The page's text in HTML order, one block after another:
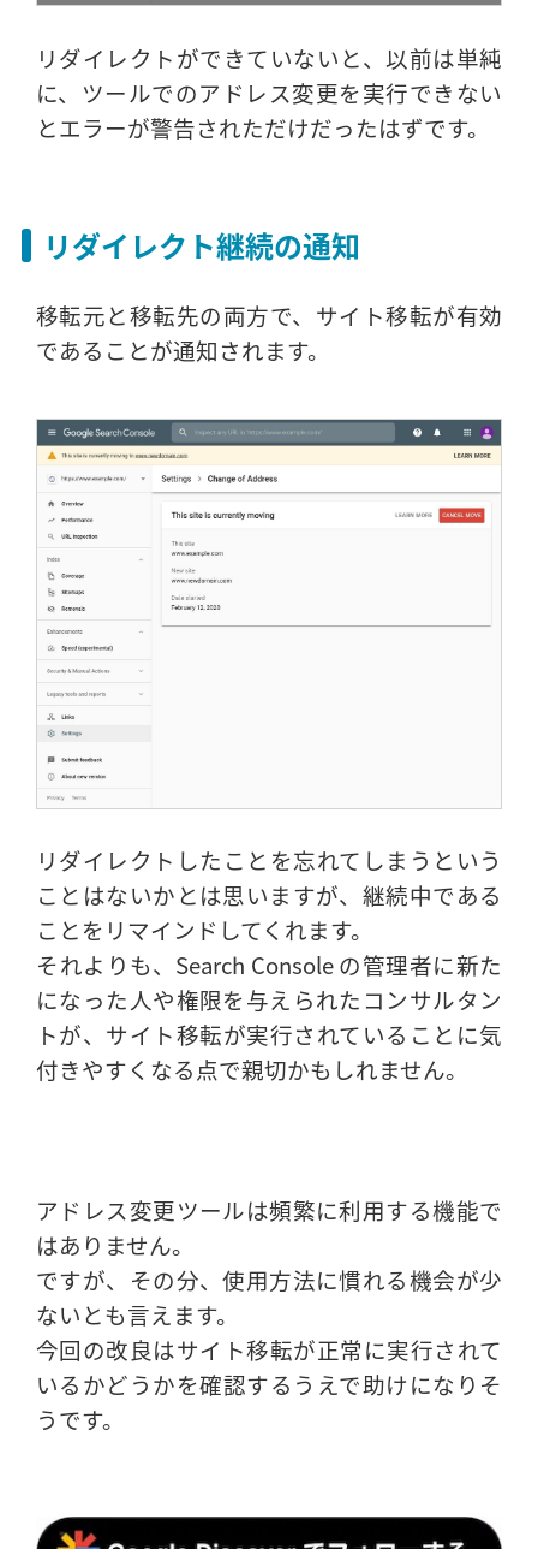
リダイレクトができていないと、以前は単純
に、ツールでのアドレス変更を実行できない
とエラーが警告されただけだったはずです。
リダイレクト継続の通知
移転元と移転先の両方で、サイト移転が有効
であることが通知されます。
リダイレクトしたことを忘れてしまうという
ことはないかとは思いますが、継続中である
ことをリマインドしてくれます。
それよりも、Search Console の管理者に新た
になった人や権限を与えられたコンサルタン
トが、サイト移転が実行されていることに気
付きやすくなる点で親切かもしれません。
アドレス変更ツールは頻繁に利用する機能で
はありません。
ですが、その分、使用方法に慣れる機会が少
ないとも言えます。
今回の改良はサイト移転が正常に実行されて
いるかどうかを確認するうえで助けになりそ
うです。